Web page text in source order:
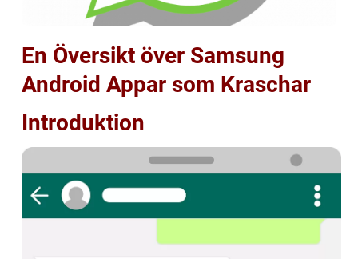
En Översikt över Samsung
Android Appar som Kraschar
Introduktion